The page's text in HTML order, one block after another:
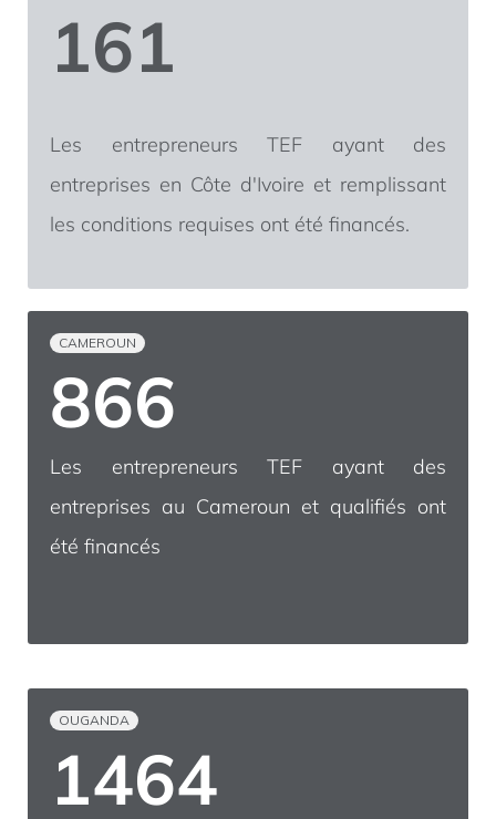
161
Les entrepreneurs TEF ayant des
entreprises en Côte d'Ivoire et remplissant
les conditions requises ont été financés.
CAMEROUN
866
Les entrepreneurs TEF ayant des
entreprises au Cameroun et qualifiés ont
été financés
OUGANDA
1464